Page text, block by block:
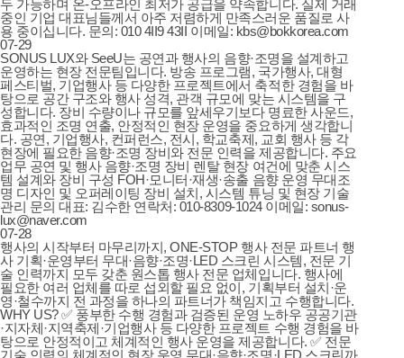
두 가능하며 온-오프라인 최저가 공급을 약속합니다. 실제 거래
중인 기업 대표님들께서 아주 저렴하게 만족스러운 품질로 사
용 중이십니다. 문의: 010 4II9 43II 이메일: kbs@bokkorea.com
07-29
SONUS LUX와 SeeU는 공연과 행사의 음향·조명을 설계하고
운영하는 현장 전문팀입니다. 방송 프로그램, 국가행사, 대형
페스티벌, 기업행사 등 다양한 프로젝트에서 축적한 경험을 바
탕으로 공간 구조와 행사 성격, 관객 규모에 맞는 시스템을 구
성합니다. 장비 수량이나 규모를 앞세우기보다 명료한 사운드,
효과적인 조명 연출, 안정적인 현장 운영을 중요하게 생각합니
다. 공연, 기업행사, 컨퍼런스, 전시, 학교축제, 교회 행사 등 각
현장에 필요한 음향·조명 장비와 전문 인력을 제공합니다. 주요
업무 공연 및 행사 음향·조명 장비 렌탈 현장 여건에 맞춘 시스
템 설계와 장비 구성 FOH·모니터·재생·송출 음향 운영 무대조
명 디자인 및 오퍼레이팅 장비 설치, 시스템 튜닝 및 현장 기술
관리 문의 대표: 김수한 연락처: 010-8309-1024 이메일: sonus-
lux@naver.com
07-28
행사의 시작부터 마무리까지, ONE-STOP 행사 전문 파트너 행
사 기획·운영부터 무대·음향·조명·LED 스크린 시스템, 전문 기
술 인력까지 모두 갖춘 원스톱 행사 전문 업체입니다. 행사에
필요한 여러 업체를 따로 섭외할 필요 없이, 기획부터 설치·운
영·철수까지 전 과정을 하나의 파트너가 책임지고 수행합니다.
WHY US? ✅ 풍부한 수행 경험과 검증된 운영 노하우 공공기관
·지자체·지역축제·기업행사 등 다양한 프로젝트 수행 경험을 바
탕으로 안정적이고 체계적인 행사 운영을 제공합니다. ✅ 전문
기술 인력의 체계적인 현장 운영 무대·음향·조명·LED 스크린까